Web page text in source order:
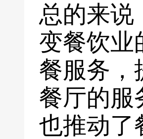
总的来说
变餐饮业
餐服务，
餐厅的服
也推动了